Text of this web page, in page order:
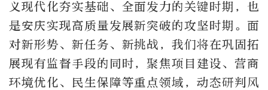
义现代化夯实基础、全面发力的关键时期，也
是安庆实现高质量发展新突破的攻坚时期。面
对新形势、新任务、新挑战，我们将在巩固拓
展现有监督手段的同时，聚焦项目建设、营商
环境优化、民生保障等重点领域，动态研判风